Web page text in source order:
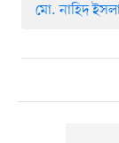
মো. নাহিদ